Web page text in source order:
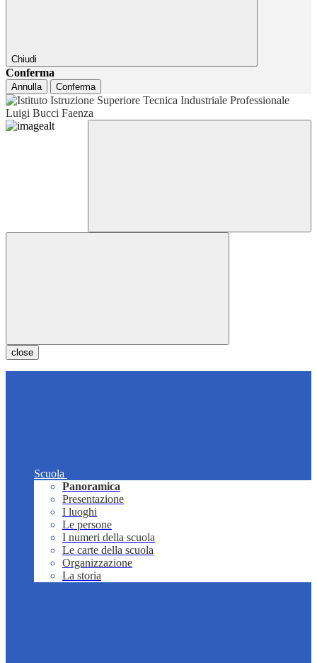
Chiudi
Conferma
Annulla Conferma
close
Scuola
Panoramica
Presentazione
I luoghi
Le persone
I numeri della scuola
Le carte della scuola
Organizzazione
La storia